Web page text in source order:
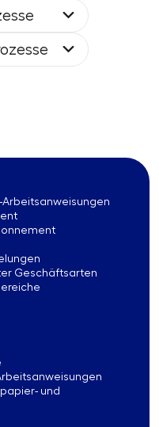
Arbeitsanweisungen
Geschäftsarten
und